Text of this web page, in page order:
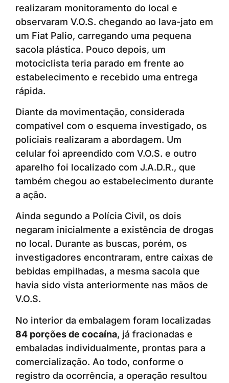
realizaram monitoramento do local e
observaram V.O.S. chegando ao lava-jato em
um Fiat Palio, carregando uma pequena
sacola plástica. Pouco depois, um
motociclista teria parado em frente ao
estabelecimento e recebido uma entrega
rápida.
Diante da movimentação, considerada
compatível com o esquema investigado, os
policiais realizaram a abordagem. Um
celular foi apreendido com V.O.S. e outro
aparelho foi localizado com J.A.D.R., que
também chegou ao estabelecimento durante
a ação.
Ainda segundo a Polícia Civil, os dois
negaram inicialmente a existência de drogas
no local. Durante as buscas, porém, os
investigadores encontraram, entre caixas de
bebidas empilhadas, a mesma sacola que
havia sido vista anteriormente nas mãos de
V.O.S.
No interior da embalagem foram localizadas
84 porções de cocaína, já fracionadas e
embaladas individualmente, prontas para a
comercialização. Ao todo, conforme o
registro da ocorrência, a operação resultou